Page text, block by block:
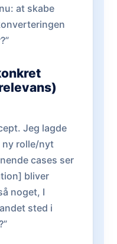
at skabe
Jeg lagde
rolle/nyt
cases ser
bliver
noget, I
sted i